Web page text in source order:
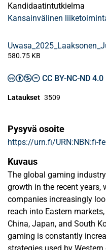
Kandidaatintutkielma
Kansainvälinen
580.75 KB
CC BY-NC-ND 4.0
Lataukset 3509
Pysyvä osoite
https://urn.fi/URN:NBN:fi-
Kuvaus
The global gaming
growth in the recent years,
companies increasingly
reach into Eastern
China, Japan, and South
gaming is constantly